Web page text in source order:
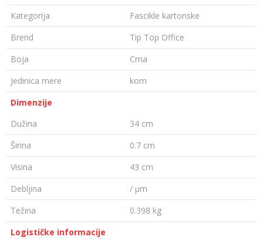
Kategorija
Fascikle kartonske
Brend
Tip Top Office
Boja
Crna
Jedinica mere
kom
Dimenzije
Dužina
34 cm
Širina
0.7 cm
Visina
43 cm
Debljina
/ µm
Težina
0.398 kg
Logističke informacije